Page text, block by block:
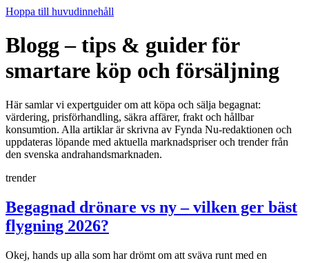
Hoppa till huvudinnehåll
Blogg – tips & guider för
smartare köp och försäljning
Här samlar vi expertguider om att köpa och sälja begagnat:
värdering, prisförhandling, säkra affärer, frakt och hållbar
konsumtion. Alla artiklar är skrivna av Fynda Nu-redaktionen och
uppdateras löpande med aktuella marknadspriser och trender från
den svenska andrahandsmarknaden.
trender
Begagnad drönare vs ny – vilken ger bäst
flygning 2026?
Okej, hands up alla som har drömt om att sväva runt med en